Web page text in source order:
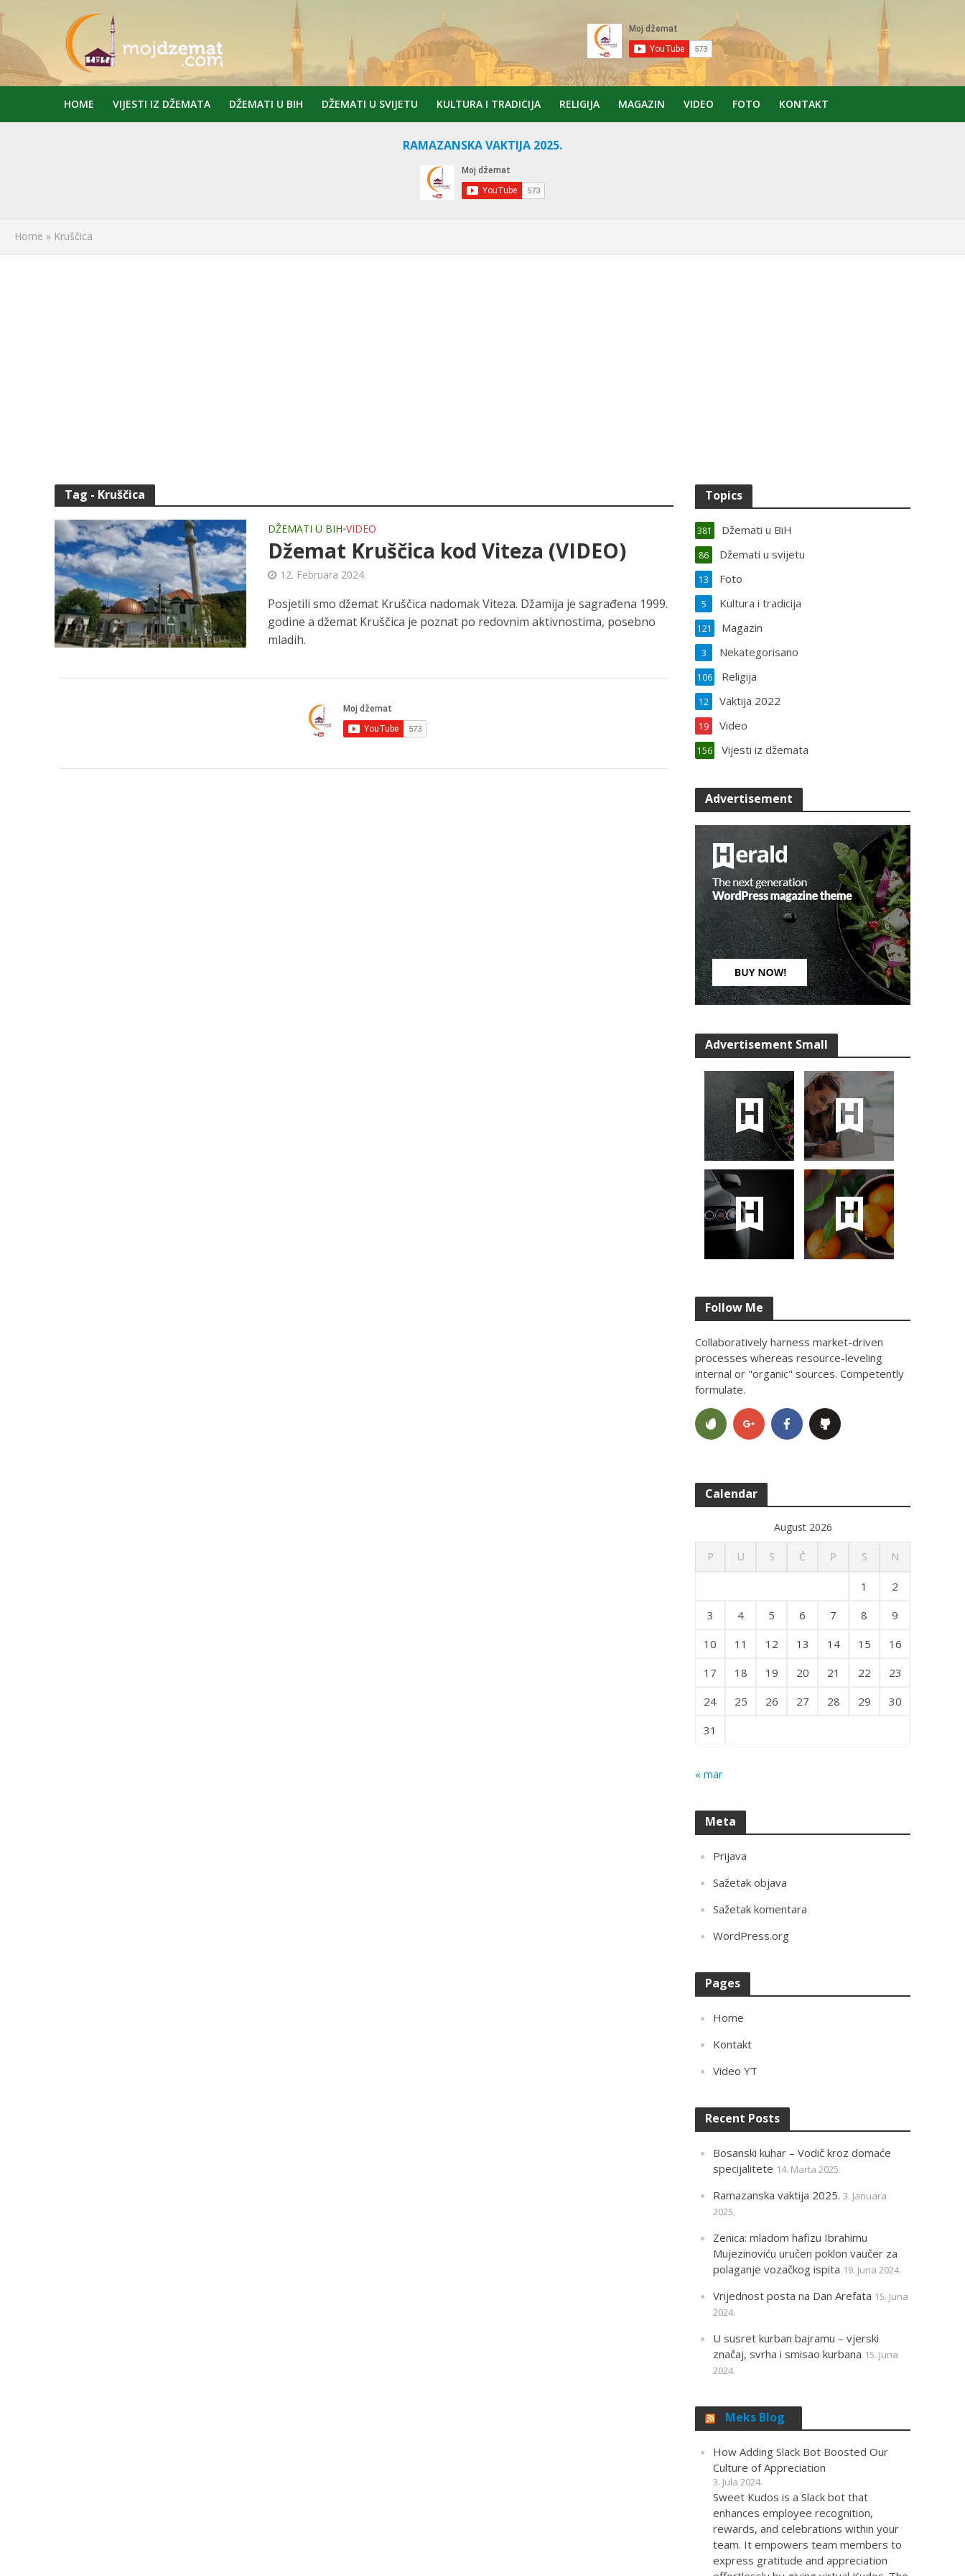
HOME VIJESTI IZ DŽEMATA DŽEMATI U BIH DŽEMATI U SVIJETU KULTURA I TRADICIJA RELIGIJA MAGAZIN VIDEO FOTO KONTAKT
RAMAZANSKA VAKTIJA 2025.
Home » Kruščica
Tag - Kruščica
DŽEMATI U BIH•VIDEO
Džemat Kruščica kod Viteza (VIDEO)
12. Februara 2024.
Posjetili smo džemat Kruščica nadomak Viteza. Džamija je sagrađena 1999.
godine a džemat Kruščica je poznat po redovnim aktivnostima, posebno
mladih.
Topics
Džemati u BiH
381
Džemati u svijetu
86
Foto
13
Kultura i tradicija
5
Magazin
121
Nekategorisano
3
Religija
106
Vaktija 2022
12
Video
19
Vijesti iz džemata
156
Advertisement
Advertisement Small
Follow Me
Collaboratively harness market-driven
processes whereas resource-leveling
internal or "organic" sources. Competently
formulate.
Calendar
August 2026
P U S Č P S N
1
2
3
4 5 6 7 8
9
10
11 12 13 14 15
16
17
18 19 20 21 22
23
24
25 26 27 28 29
30
31
« mar
Meta
Prijava
Sažetak objava
Sažetak komentara
WordPress.org
Pages
Home
Kontakt
Video YT
Recent Posts
Bosanski kuhar – Vodič kroz domaće
specijalitete 14. Marta 2025.
Ramazanska vaktija 2025. 3. Januara
2025.
Zenica: mladom hafizu Ibrahimu
Mujezinoviću uručen poklon vaučer za
polaganje vozačkog ispita 19. Juna 2024.
Vrijednost posta na Dan Arefata 15. Juna
2024.
U susret kurban bajramu – vjerski
značaj, svrha i smisao kurbana 15. Juna
2024.
Meks Blog
How Adding Slack Bot Boosted Our
Culture of Appreciation
3. Jula 2024.
Sweet Kudos is a Slack bot that
enhances employee recognition,
rewards, and celebrations within your
team. It empowers team members to
express gratitude and appreciation